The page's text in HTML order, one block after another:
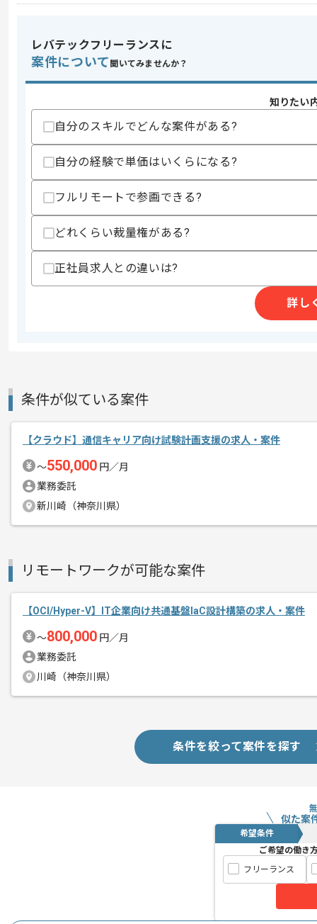
スキル
求めるスキル
・運用保守の経験
歓迎スキル
・Azureに関する資格保有
スキルに不安がある方へ
精算・お支払い
精算条件
メント
東証一部上場の独立系SIerでございます
レバテックフリーランスに
案件について 聞いてみませんか？
知りたい
自分のスキルでどんな案件がある?
自分の経験で単価はいくらになる?
フルリモートで参画できる?
どれくらい裁量権がある?
正社員求人との違いは?
詳し
条件が似ている案件
【クラウド】通信キャリア向け試験計画支援の求人・案件
〜550,000 円／月
業務委託
新川崎（神奈川県）
リモートワークが可能な案件
【OCI/Hyper-V】IT企業向け共通基盤IaC設計構築の求人・案件
〜800,000 円／月
業務委託
川崎（神奈川県）
条件を絞って案件を探す
似た案
希望条件
ご希望の働き
フリーランス